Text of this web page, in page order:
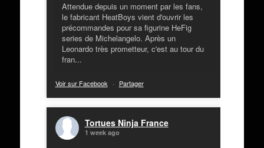
Attendue depuis un moment par les fans,
le fabricant HeatBoys vient d'ouvrir les
précommandes pour sa figurine HeFig
series de Michelangelo. Après un
Leonardo très prometteur, c'est au tour du
fran...
Voir sur Facebook · Partager
Tortues Ninja France
1 week ago